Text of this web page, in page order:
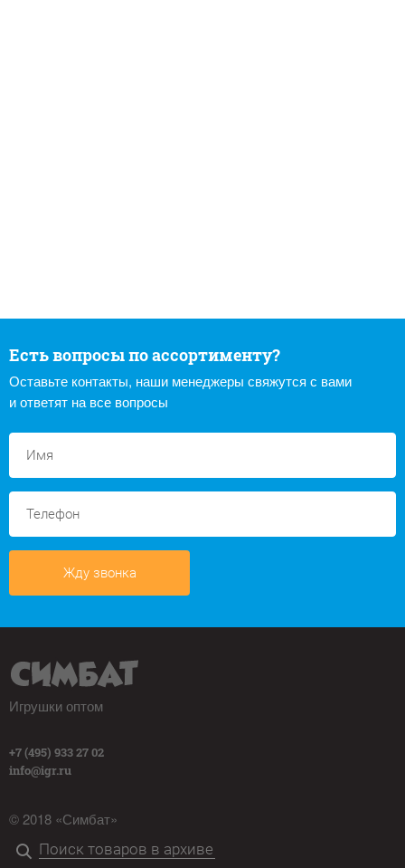
Есть вопросы по ассортименту?
Оставьте контакты, наши менеджеры свяжутся с вами
и ответят на все вопросы
Жду звонка
Игрушки оптом
+7 (495) 933 27 02
info@igr.ru
© 2018 «Симбат»